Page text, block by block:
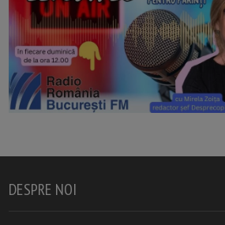
DESPRE NOI